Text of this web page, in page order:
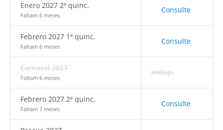
Enero 2027 2ª quinc.
Faltam 6 meses
Consulte
Febrero 2027 1ª quinc.
Faltam 6 meses
Consulte
Carnaval 2027
Faltam 6 meses
Indisp.
Febrero 2027 2ª quinc.
Faltam 7 meses
Consulte